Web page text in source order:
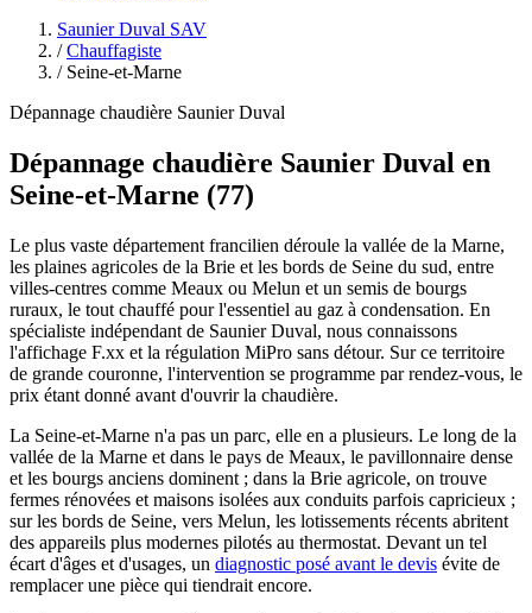
Saunier Duval SAV
/ Chauffagiste
/ Seine-et-Marne
Dépannage chaudière Saunier Duval
Dépannage chaudière Saunier Duval en
Seine-et-Marne (77)
Le plus vaste département francilien déroule la vallée de la Marne,
les plaines agricoles de la Brie et les bords de Seine du sud, entre
villes-centres comme Meaux ou Melun et un semis de bourgs
ruraux, le tout chauffé pour l'essentiel au gaz à condensation. En
spécialiste indépendant de Saunier Duval, nous connaissons
l'affichage F.xx et la régulation MiPro sans détour. Sur ce territoire
de grande couronne, l'intervention se programme par rendez-vous, le
prix étant donné avant d'ouvrir la chaudière.
La Seine-et-Marne n'a pas un parc, elle en a plusieurs. Le long de la
vallée de la Marne et dans le pays de Meaux, le pavillonnaire dense
et les bourgs anciens dominent ; dans la Brie agricole, on trouve
fermes rénovées et maisons isolées aux conduits parfois capricieux ;
sur les bords de Seine, vers Melun, les lotissements récents abritent
des appareils plus modernes pilotés au thermostat. Devant un tel
écart d'âges et d'usages, un diagnostic posé avant le devis évite de
remplacer une pièce qui tiendrait encore.